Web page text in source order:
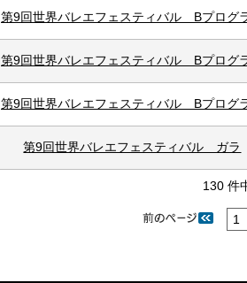
第9回世界バレエフェスティバル Bプログ
第9回世界バレエフェスティバル Bプログ
第9回世界バレエフェスティバル Bプログ
第9回世界バレエフェスティバル ガラ
130 件
1